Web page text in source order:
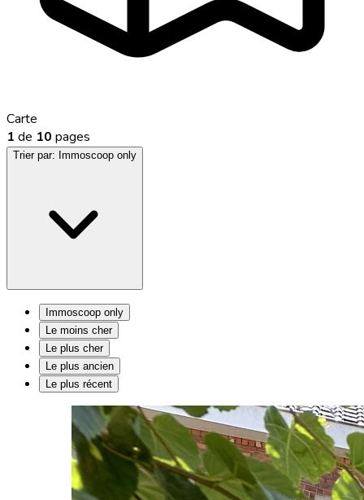
Carte
1 de 10 pages
Trier par: Immoscoop only
Immoscoop only
Le moins cher
Le plus cher
Le plus ancien
Le plus récent